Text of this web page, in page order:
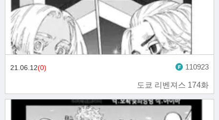
도쿄 리벤져스 174화
21.06.12(0) 110923